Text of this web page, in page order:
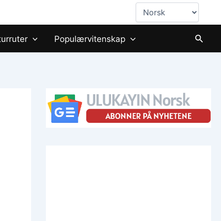
Choose
language
Populærvitenskap Søk